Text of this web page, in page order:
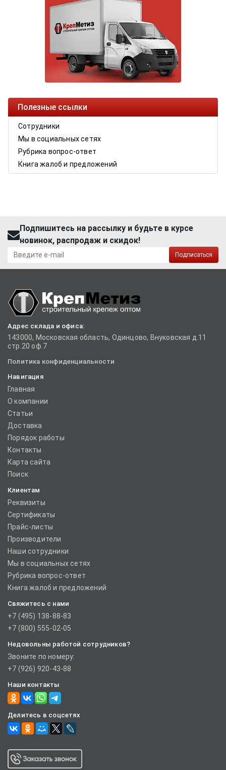
Полезные ссылки
Сотрудники
Мы в социальных сетях
Рубрика вопрос-ответ
Книга жалоб и предложений
Подпишитесь на рассылку и будьте в курсе
новинок, распродаж и скидок!
Подписаться
Адрес склада и офиса:
143000, Московская область, Одинцово, Внуковская д.11
стр.20 оф.7
Политика конфиденциальности
Навигация
Главная
О компании
Статьи
Доставка
Порядок работы
Контакты
Карта сайта
Поиск
Клиентам
Реквизиты
Сертификаты
Прайс-листы
Производители
Наши сотрудники
Мы в социальных сетях
Рубрика вопрос-ответ
Книга жалоб и предложений
Свяжитесь с нами
+7 (495) 138-88-83
+7 (800) 555-02-05
Недовольны работой сотрудников?
Звоните по номеру:
+7 (926) 920-43-88
Наши контакты
Делитесь в соцсетях